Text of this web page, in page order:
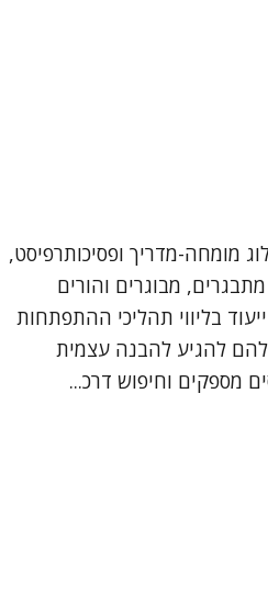
מומחה-מדריך ופסיכותרפיסט,
מבוגרים והורים
בליווי תהליכי ההתפתחות
להגיע להבנה עצמית
מספקים וחיפוש דרכ...